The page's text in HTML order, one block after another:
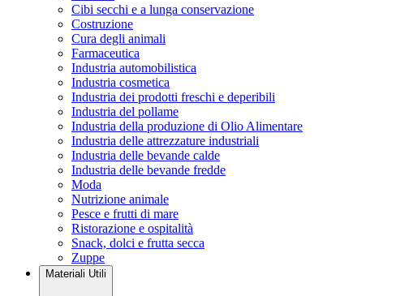
Cibi secchi e a lunga conservazione
Costruzione
Cura degli animali
Farmaceutica
Industria automobilistica
Industria cosmetica
Industria dei prodotti freschi e deperibili
Industria del pollame
Industria della produzione di Olio Alimentare
Industria delle attrezzature industriali
Industria delle bevande calde
Industria delle bevande fredde
Moda
Nutrizione animale
Pesce e frutti di mare
Ristorazione e ospitalità
Snack, dolci e frutta secca
Zuppe
Materiali Utili